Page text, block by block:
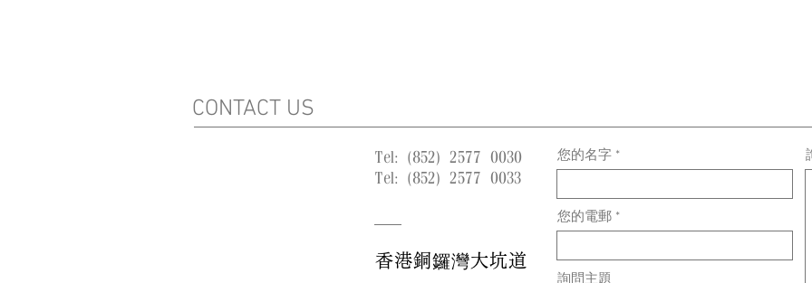
CONTACT US
Tel: (852) 2577 0030
Tel: (852) 2577 0033
香港銅鑼灣大坑道
您的名字
您的電郵
詢問主題